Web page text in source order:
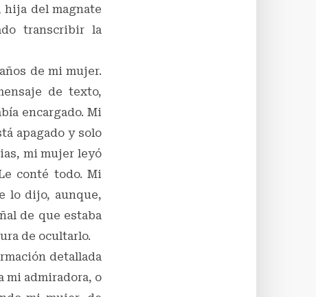
hija del magnate
transcribir la
de mi mujer.
de texto,
encargado. Mi
apagado y solo
mi mujer leyó
conté todo. Mi
lo dijo, aunque,
de que estaba
de ocultarlo.
detallada
mi admiradora, o